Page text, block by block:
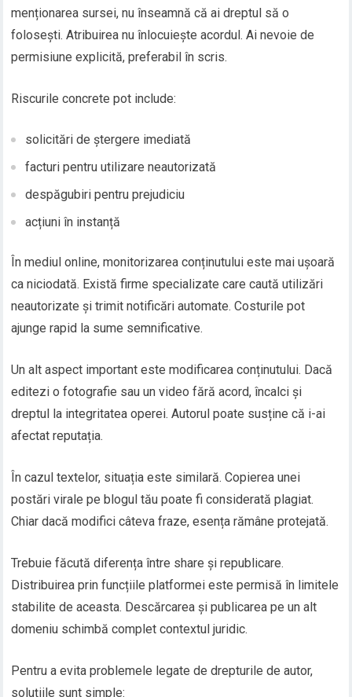
menționarea sursei, nu înseamnă că ai dreptul să o
folosești. Atribuirea nu înlocuiește acordul. Ai nevoie de
permisiune explicită, preferabil în scris.
Riscurile concrete pot include:
solicitări de ștergere imediată
facturi pentru utilizare neautorizată
despăgubiri pentru prejudiciu
acțiuni în instanță
În mediul online, monitorizarea conținutului este mai ușoară
ca niciodată. Există firme specializate care caută utilizări
neautorizate și trimit notificări automate. Costurile pot
ajunge rapid la sume semnificative.
Un alt aspect important este modificarea conținutului. Dacă
editezi o fotografie sau un video fără acord, încalci și
dreptul la integritatea operei. Autorul poate susține că i-ai
afectat reputația.
În cazul textelor, situația este similară. Copierea unei
postări virale pe blogul tău poate fi considerată plagiat.
Chiar dacă modifici câteva fraze, esența rămâne protejată.
Trebuie făcută diferența între share și republicare.
Distribuirea prin funcțiile platformei este permisă în limitele
stabilite de aceasta. Descărcarea și publicarea pe un alt
domeniu schimbă complet contextul juridic.
Pentru a evita problemele legate de drepturile de autor,
soluțiile sunt simple: